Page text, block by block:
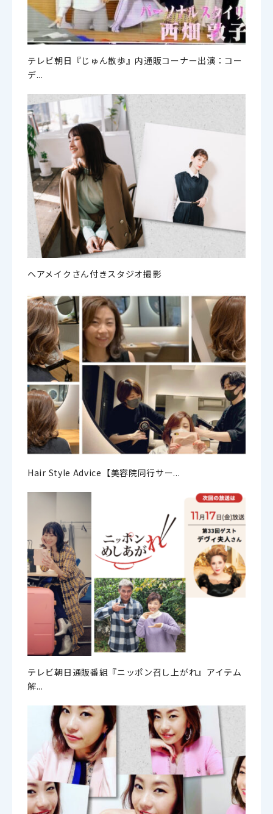
テレビ朝日『じゅん散歩』内通販コーナー出演：コー
デ...
ヘアメイクさん付きスタジオ撮影
Hair Style Advice【美容院同行サー...
テレビ朝日通販番組『ニッポン召し上がれ』アイテム
解...